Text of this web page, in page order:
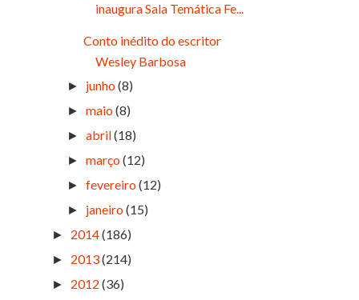
inaugura Sala Temática Fe...
Conto inédito do escritor
Wesley Barbosa
► junho(8)
►maio(8)
►abril(18)
►março(12)
►fevereiro(12)
► janeiro(15)
► 2014(186)
► 2013(214)
► 2012 (36)